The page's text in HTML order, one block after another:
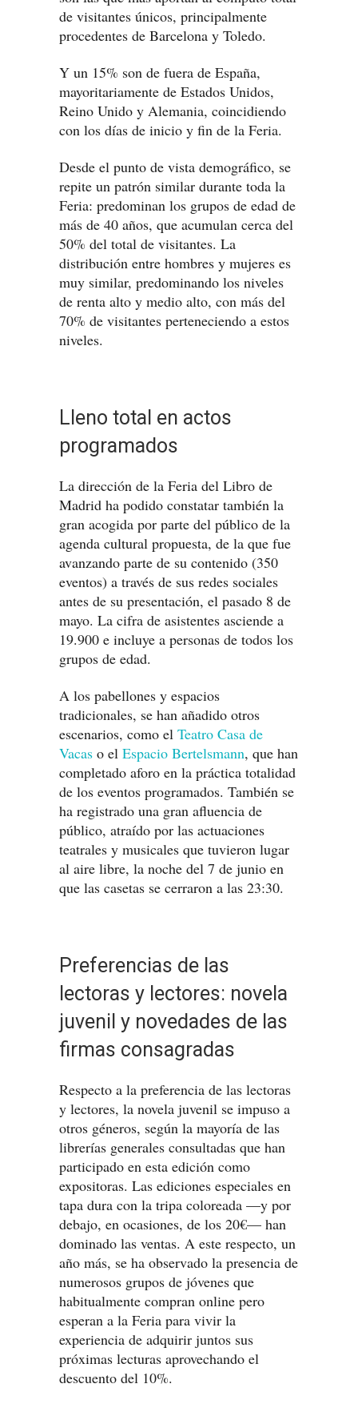
de visitantes únicos, principalmente
procedentes de Barcelona y Toledo.
Y un 15% son de fuera de España,
mayoritariamente de Estados Unidos,
Reino Unido y Alemania, coincidiendo
con los días de inicio y fin de la Feria.
Desde el punto de vista demográfico, se
repite un patrón similar durante toda la
Feria: predominan los grupos de edad de
más de 40 años, que acumulan cerca del
50% del total de visitantes. La
distribución entre hombres y mujeres es
muy similar, predominando los niveles
de renta alto y medio alto, con más del
70% de visitantes perteneciendo a estos
niveles.
Lleno total en actos
programados
La dirección de la Feria del Libro de
Madrid ha podido constatar también la
gran acogida por parte del público de la
agenda cultural propuesta, de la que fue
avanzando parte de su contenido (350
eventos) a través de sus redes sociales
antes de su presentación, el pasado 8 de
mayo. La cifra de asistentes asciende a
19.900 e incluye a personas de todos los
grupos de edad.
A los pabellones y espacios
tradicionales, se han añadido otros
escenarios, como el Teatro Casa de
Vacas o el Espacio Bertelsmann, que han
completado aforo en la práctica totalidad
de los eventos programados. También se
ha registrado una gran afluencia de
público, atraído por las actuaciones
teatrales y musicales que tuvieron lugar
al aire libre, la noche del 7 de junio en
que las casetas se cerraron a las 23:30.
Preferencias de las
lectoras y lectores: novela
juvenil y novedades de las
firmas consagradas
Respecto a la preferencia de las lectoras
y lectores, la novela juvenil se impuso a
otros géneros, según la mayoría de las
librerías generales consultadas que han
participado en esta edición como
expositoras. Las ediciones especiales en
tapa dura con la tripa coloreada —y por
debajo, en ocasiones, de los 20€— han
dominado las ventas. A este respecto, un
año más, se ha observado la presencia de
numerosos grupos de jóvenes que
habitualmente compran online pero
esperan a la Feria para vivir la
experiencia de adquirir juntos sus
próximas lecturas aprovechando el
descuento del 10%.